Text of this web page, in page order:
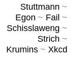
Stuttmann ~
Egon ~ Fail ~
Schisslaweng ~
Strich ~
Krumins~ Xkcd